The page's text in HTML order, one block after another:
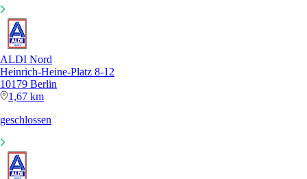
ALDI Nord
Heinrich-Heine-Platz 8-12
10179 Berlin
1,67 km
geschlossen